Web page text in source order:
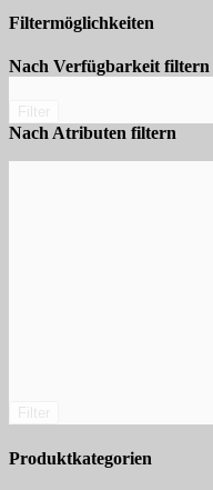
Filtermöglichkeiten
Nach Verfügbarkeit filtern
Nach Atributen filtern
Produktkategorien